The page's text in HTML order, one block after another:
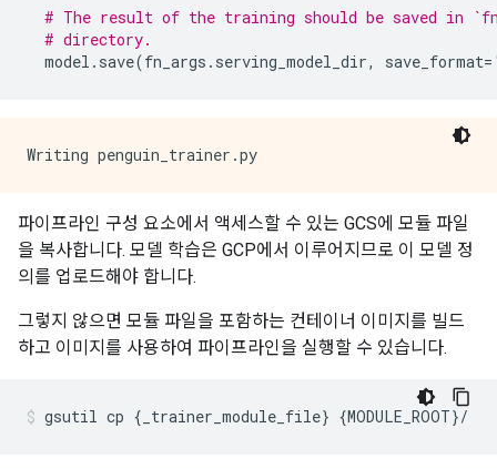
# The result of the training should be saved in
# directory.
model . save(fn_args . serving_model_dir, save_format=
파이프라인 구성 요소에서 액세스할 수 있는 GCS에 모듈 파일
을 복사합니다. 모델 학습은 GCP에서 이루어지므로 이 모델 정
의를 업로드해야 합니다.
그렇지 않으면 모듈 파일을 포함하는 컨테이너 이미지를 빌드
하고 이미지를 사용하여 파이프라인을 실행할 수 있습니다.
gsutil cp { _trainer_module_file} {MODULE_ROOT}/